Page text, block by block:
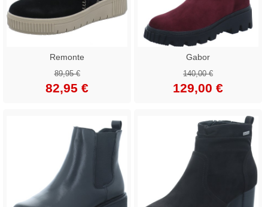
Remonte
89,95 €
82,95 €
Gabor
140,00 €
129,00 €